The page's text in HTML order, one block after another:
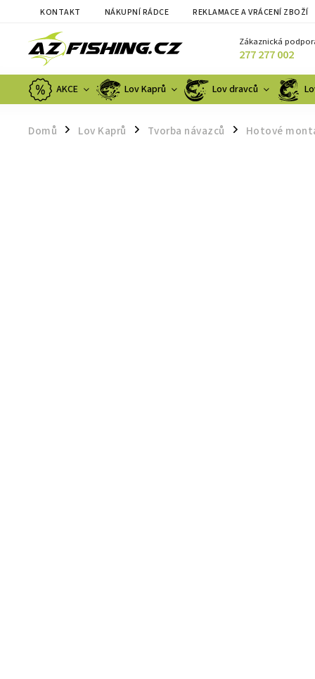
KONTAKT NÁKUPNÍ RÁDCE REKLAMACE A VRÁCENÍ ZBOŽÍ
Zákaznická
277 277 002
AKCE Lov Kaprů Lov dravců
Domů / Lov Kaprů / Tvorba návazců / Hotové